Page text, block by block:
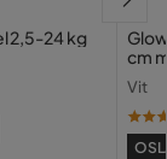
2,5-24 kg
cm
Vit